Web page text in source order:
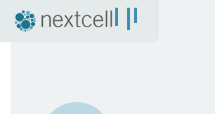
NextCell som investering
Finansiell kalender